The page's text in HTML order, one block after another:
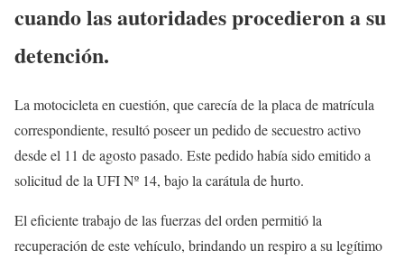
cuando las autoridades procedieron a su
detención.
La motocicleta en cuestión, que carecía de la placa de matrícula
correspondiente, resultó poseer un pedido de secuestro activo
desde el 11 de agosto pasado. Este pedido había sido emitido a
solicitud de la UFI Nº 14, bajo la carátula de hurto.
El eficiente trabajo de las fuerzas del orden permitió la
recuperación de este vehículo, brindando un respiro a su legítimo